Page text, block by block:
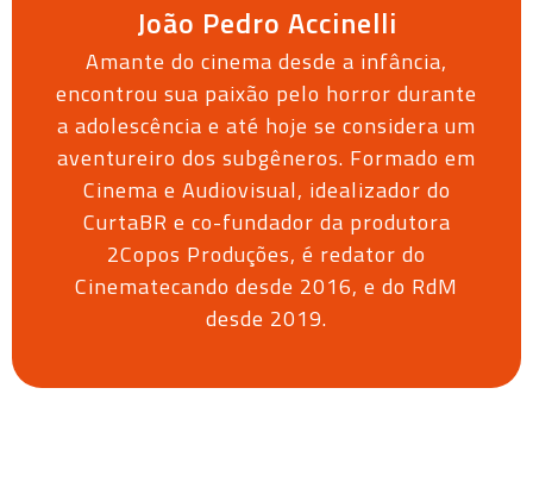
João Pedro Accinelli
Amante do cinema desde a infância,
encontrou sua paixão pelo horror durante
a adolescência e até hoje se considera um
aventureiro dos subgêneros. Formado em
Cinema e Audiovisual, idealizador do
CurtaBR e co-fundador da produtora
2Copos Produções, é redator do
Cinematecando desde 2016, e do RdM
desde 2019.